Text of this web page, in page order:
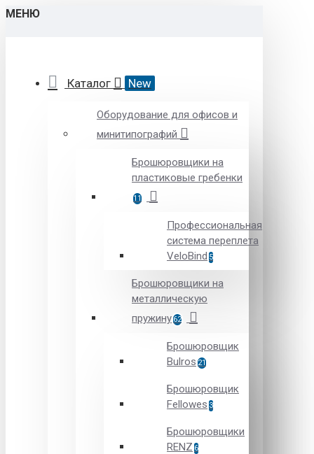
МЕНЮ
Каталог New
Оборудование для офисов и
минитипографий
Брошюровщики на
пластиковые гребенки
11
Профессиональная
система переплета
VeloBind 5
Брошюровщики на
металлическую
пружину62
Брошюровщик
Bulros 21
Брошюровщик
Fellowes 3
Брошюровщики
RENZ 6